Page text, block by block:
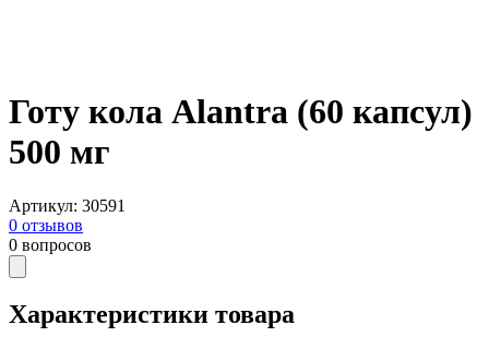
Готу кола Alantra (60 капсул)
500 мг
Артикул: 30591
0 отзывов
0 вопросов
Характеристики товара